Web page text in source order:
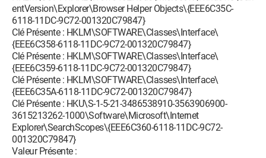
entVersion\Explorer\Browser Helper Objects\{EEE6C35C-
6118-11DC-9C72-001320C79847}
Clé Présente : HKLM\SOFTWARE\Classes\Interface\
{EEE6C358-6118-11DC-9C72-001320C79847}
Clé Présente : HKLM\SOFTWARE\Classes\Interface\
{EEE6C359-6118-11DC-9C72-001320C79847}
Clé Présente : HKLM\SOFTWARE\Classes\Interface\
{EEE6C35A-6118-11DC-9C72-001320C79847}
Clé Présente : HKU\S-1-5-21-3486538910-3563906900-
3615213262-1000\Software\Microsoft\Internet
Explorer\SearchScopes\{EEE6C360-6118-11DC-9C72-
001320C79847}
Valeur Présente :